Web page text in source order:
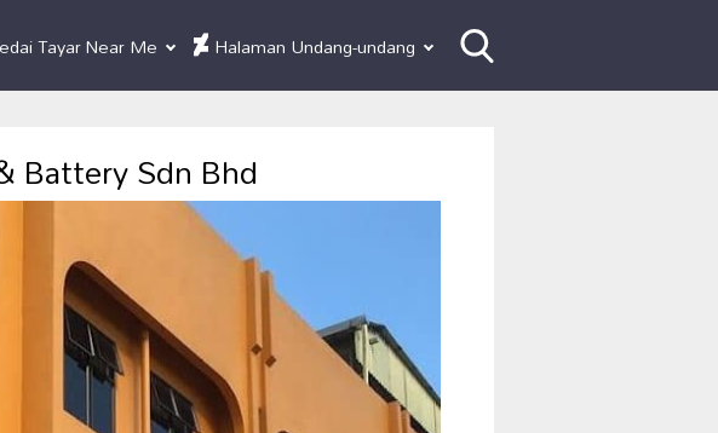
Tayar Near Me Halaman Undang-undang
Battery Sdn Bhd